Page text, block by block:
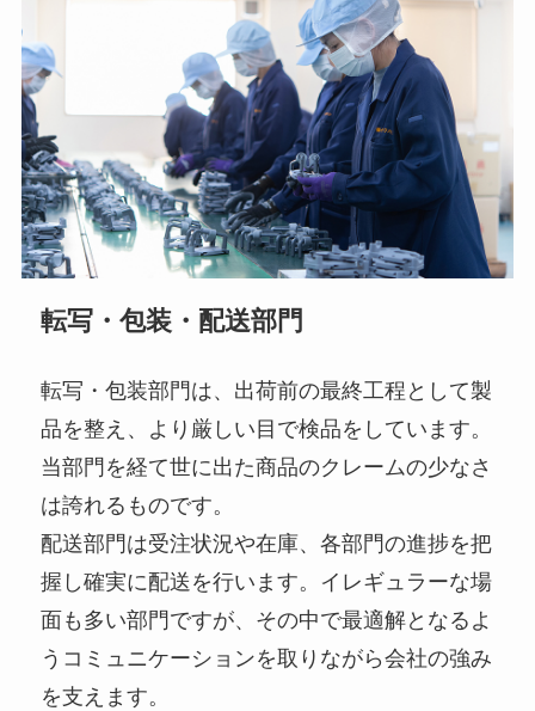
転写・包装・配送部門
転写・包装部門は、出荷前の最終工程として製
品を整え、より厳しい目で検品をしています。
当部門を経て世に出た商品のクレームの少なさ
は誇れるものです。
配送部門は受注状況や在庫、各部門の進捗を把
握し確実に配送を行います。イレギュラーな場
面も多い部門ですが、その中で最適解となるよ
うコミュニケーションを取りながら会社の強み
を支えます。